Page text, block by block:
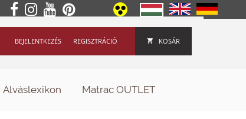
KOSÁR
REGISZTRÁCIÓ
BEJELENTKEZÉS
Alváslexikon Matrac OUTLET